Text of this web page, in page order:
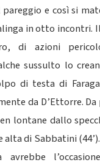
e così si
in otto incontri.
di azioni
sussulto lo
di testa di
da D’Ettorre.
lontane dallo
alta di Sabbatini
avrebbe